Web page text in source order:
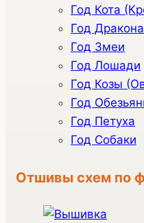
Год Кота
Год Дракона
Год Змеи
Год Лошади
Год Козы
Год
Год Петуха
Год Собаки
Отшивы схем по